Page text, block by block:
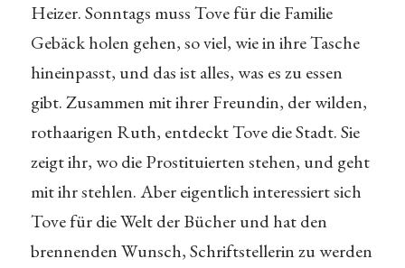
Heizer. Sonntags muss Tove für die Familie
Gebäck holen gehen, so viel, wie in ihre Tasche
hineinpasst, und das ist alles, was es zu essen
gibt. Zusammen mit ihrer Freundin, der wilden,
rothaarigen Ruth, entdeckt Tove die Stadt. Sie
zeigt ihr, wo die Prostituierten stehen, und geht
mit ihr stehlen. Aber eigentlich interessiert sich
Tove für die Welt der Bücher und hat den
brennenden Wunsch, Schriftstellerin zu werden